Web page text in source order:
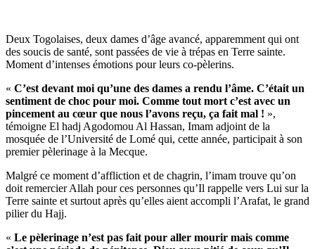
Deux Togolaises, deux dames d’âge avancé, apparemment qui ont
des soucis de santé, sont passées de vie à trépas en Terre sainte.
Moment d’intenses émotions pour leurs co-pèlerins.
« C’est devant moi qu’une des dames a rendu l’âme. C’était un
sentiment de choc pour moi. Comme tout mort c’est avec un
pincement au cœur que nous l’avons reçu, ça fait mal ! »,
témoigne El hadj Agodomou Al Hassan, Imam adjoint de la
mosquée de l’Université de Lomé qui, cette année, participait à son
premier pèlerinage à la Mecque.
Malgré ce moment d’affliction et de chagrin, l’imam trouve qu’on
doit remercier Allah pour ces personnes qu’Il rappelle vers Lui sur la
Terre sainte et surtout après qu’elles aient accompli l’Arafat, le grand
pilier du Hajj.
« Le pèlerinage n’est pas fait pour aller mourir mais comme